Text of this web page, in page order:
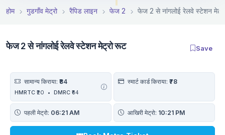
होम गुडगाँव मेट्रो रैपिड लाइन फेज 2 फेज 2 से नांगलोई रेलवे स्टेशन
फेज 2 से नांगलोई रेलवे स्टेशन मेट्रो रूट Save
सामान्य किराया: ₹84
HMRTC ₹20 • DMRC ₹64
स्मार्ट कार्ड किराया: ₹78
पहली मेट्रो: 06:21 AM आखिरी मेट्रो: 10:21 PM